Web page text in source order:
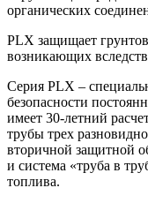
органических
PLX защищает
возникающих
Серия PLX –
безопасности
имеет 30-летний
трубы трех
вторичной защитной
и система «труба в
топлива.